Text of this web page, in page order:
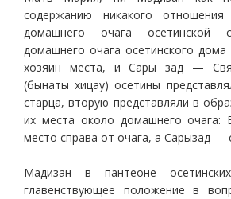
содержанию никакого
домашнего очага осетинской
домашнего очага осетинского
хозяин места, и Сары зад —
(бынаты хицау) осетины
старца, вторую представляли в
их места около домашнего очага:
место справа от очага, а Сарызад —
Мадизан в пантеоне
главенствующее положение в